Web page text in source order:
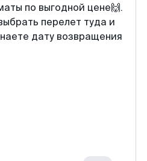
по выгодной цене🙌.
перелет туда и
дату возвращения